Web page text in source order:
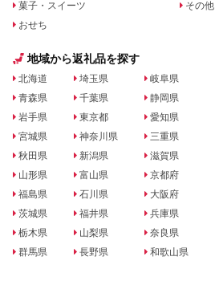
菓子・スイーツ
おせち
その他
地域から返礼品を探す
北海道
青森県
岩手県
宮城県
秋田県
山形県
福島県
茨城県
栃木県
群馬県
埼玉県
千葉県
東京都
神奈川県
新潟県
富山県
石川県
福井県
山梨県
長野県
岐阜県
静岡県
愛知県
三重県
滋賀県
京都府
大阪府
兵庫県
奈良県
和歌山県